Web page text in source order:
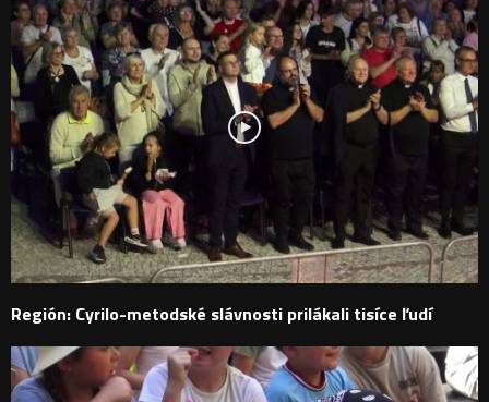
Región: Cyrilo-metodské slávnosti prilákali tisíce ľudí